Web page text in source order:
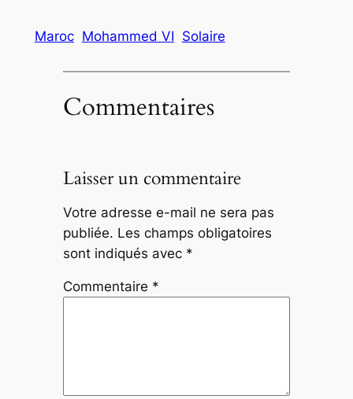
Maroc Mohammed VI Solaire
Commentaires
Laisser un commentaire
Votre adresse e-mail ne sera pas
publiée. Les champs obligatoires
sont indiqués avec *
Commentaire *